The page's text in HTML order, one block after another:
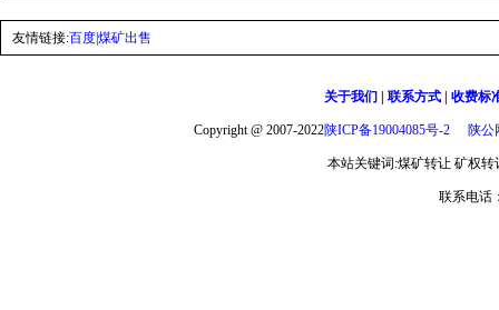
友情链接:百度煤矿出售
关于我们 联系方式 收费标
Copyright @ 2007-2022陕ICP备19004085号-2 陕公
本站关键词:煤矿转让 矿权
联系电话